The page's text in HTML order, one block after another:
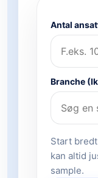
Antal
Branche
Start
kan altid
sample.